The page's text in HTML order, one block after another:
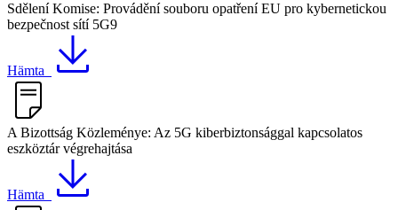
Sdělení Komise: Provádění souboru opatření EU pro kybernetickou
bezpečnost sítí 5G9
Hämta
A Bizottság Közleménye: Az 5G kiberbiztonsággal kapcsolatos
eszköztár végrehajtása
Hämta